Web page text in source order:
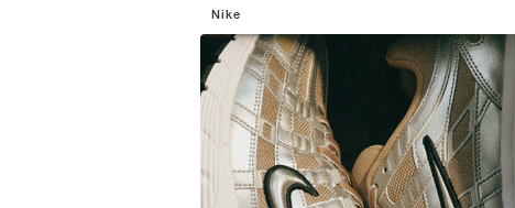
Nike